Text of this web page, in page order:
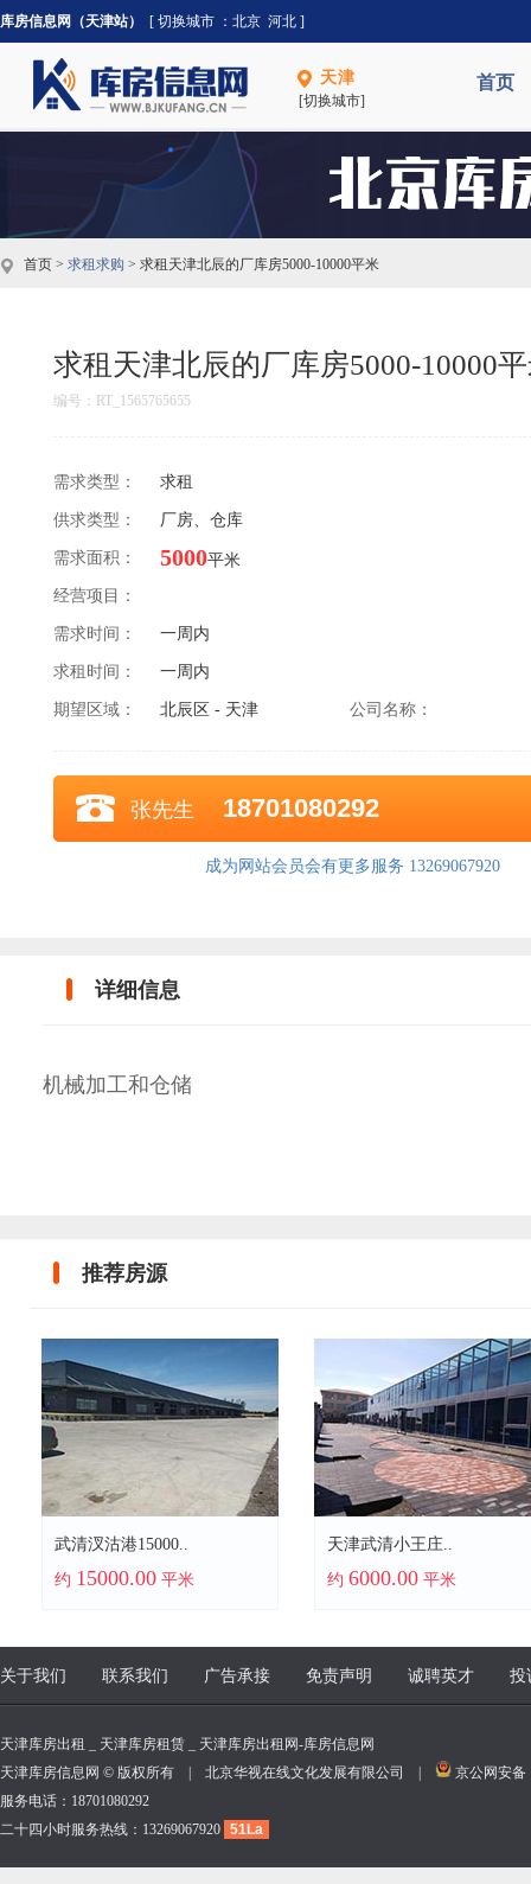
库房信息网（天津站） [ 切换城市 ： 北京 河北 ]
天津
[切换城市]
首页
首页 > 求租求购 > 求租天津北辰的厂库房5000-10000平米
求租天津北辰的厂库房5000-10000
编号：RT_1565765655
需求类型： 求租
供求类型： 厂房、仓库
需求面积： 5000平米
经营项目：
需求时间： 一周内
求租时间： 一周内
期望区域： 北辰区 - 天津 公司名称：
张先生 18701080292
成为网站会员会有更多服务 13269067920
详细信息
机械加工和仓储
推荐房源
武清汊沽港15000..
约 15000.00 平米
天津武清小王庄..
约 6000.00 平米
关于我们 联系我们 广告承接 免责声明 诚聘英才 投
天津库房出租 _ 天津库房租赁 _ 天津库房出租网-库房信息网
天津库房信息网 © 版权所有 | 北京华视在线文化发展有限公司 |
京公网安备
服务电话：18701080292
二十四小时服务热线：13269067920 51La